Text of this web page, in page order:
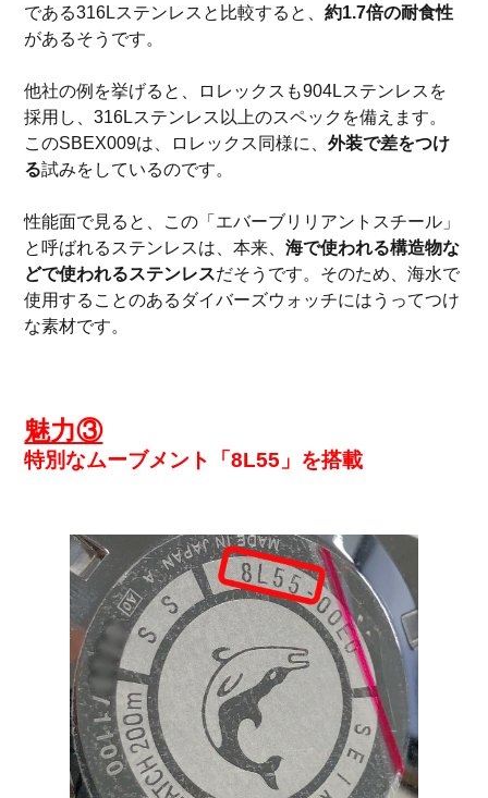
である316Lステンレスと比較すると、約1.7倍の耐食性
があるそうです。
他社の例を挙げると、ロレックスも904Lステンレスを
採用し、316Lステンレス以上のスペックを備えます。
このSBEX009は、ロレックス同様に、外装で差をつけ
る試みをしているのです。
性能面で見ると、この「エバーブリリアントスチール」
と呼ばれるステンレスは、本来、海で使われる構造物な
どで使われるステンレスだそうです。そのため、海水で
使用することのあるダイバーズウォッチにはうってつけ
な素材です。
魅力③
特別なムーブメント「8L55」を搭載